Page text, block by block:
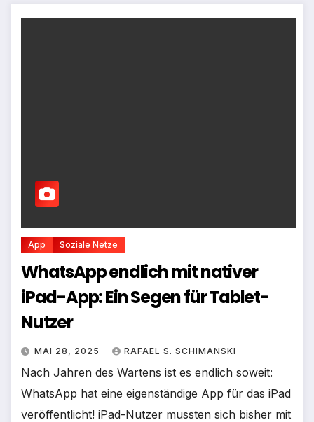
App Soziale Netze
WhatsApp endlich mit nativer
iPad-App: Ein Segen für Tablet-
Nutzer
MAI 28, 2025 RAFAEL S. SCHIMANSKI
Nach Jahren des Wartens ist es endlich soweit:
WhatsApp hat eine eigenständige App für das iPad
veröffentlicht! iPad-Nutzer mussten sich bisher mit